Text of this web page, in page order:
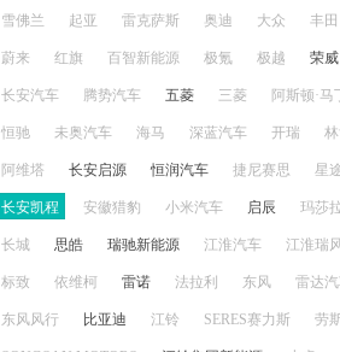
雪佛兰 起亚 雷克萨斯 奥迪 大众 丰田
蔚来 红旗 百智新能源 极氪 极越 荣威
长安汽车 腾势汽车 五菱 三菱 阿斯顿·马
恒驰 未奥汽车 海马 深蓝汽车 开瑞
阿维塔 长安启源 恒润汽车 捷尼赛思 星
长安凯程 安徽猎豹 小米汽车 启辰 玛莎
长城 思皓 瑞驰新能源 江淮汽车 江淮瑞
标致 依维柯 雷诺 法拉利 东风 雷达
东风风行 比亚迪 江铃 SERES赛力斯 劳